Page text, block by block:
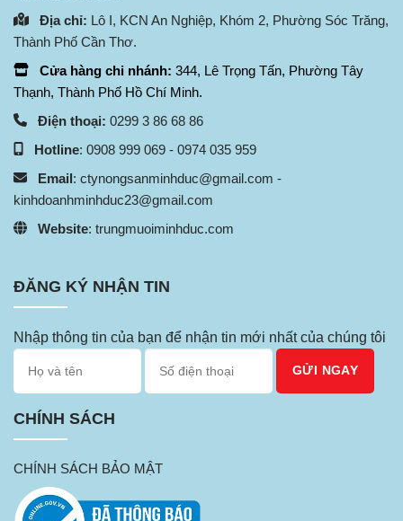
Địa chỉ: Lô I, KCN An Nghiệp, Khóm 2, Phường Sóc Trăng,
Thành Phố Cần Thơ.
Cửa hàng chi nhánh: 344, Lê Trọng Tấn, Phường Tây
Thạnh, Thành Phố Hồ Chí Minh.
Điện thoại: 0299 3 86 68 86
Hotline: 0908 999 069 - 0974 035 959
Email: ctynongsanminhduc@gmail.com -
kinhdoanhminhduc23@gmail.com
Website: trungmuoiminhduc.com
ĐĂNG KÝ NHẬN TIN
Nhập thông tin của bạn để nhận tin mới nhất của chúng tôi
CHÍNH SÁCH
CHÍNH SÁCH BẢO MẬT